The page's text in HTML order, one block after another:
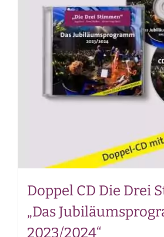
Doppel CD Die Drei
„Das
2023/2024“